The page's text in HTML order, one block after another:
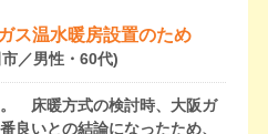
ガス温水暖房設置のため
／男性・60代)
床暖方式の検討時、大阪ガ
良いとの結論になったため、